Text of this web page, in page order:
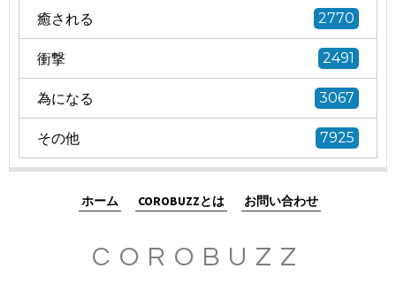
癒される 2770
衝撃 2491
為になる 3067
その他 7925
ホーム COROBUZZとは お問い合わせ
COROBUZZ